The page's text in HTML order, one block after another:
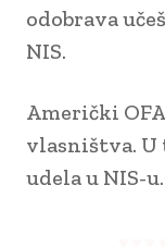
odobrava
NIS.
Američki
vlasništva. U
udela u NIS-u.